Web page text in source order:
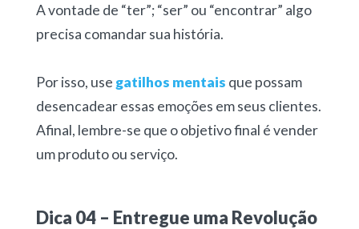
A vontade de “ter”; “ser” ou “encontrar” algo
precisa comandar sua história.
Por isso, use gatilhos mentais que possam
desencadear essas emoções em seus clientes.
Afinal, lembre-se que o objetivo final é vender
um produto ou serviço.
Dica 04 – Entregue uma Revolução